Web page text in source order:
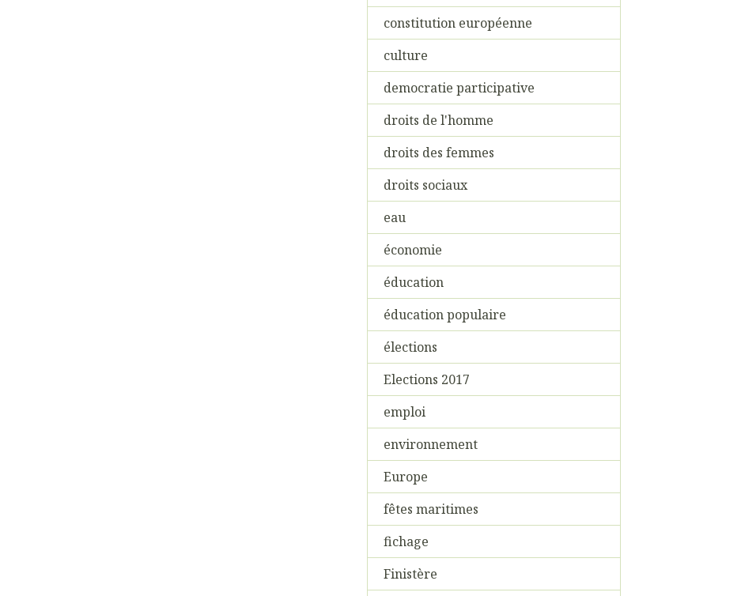
constitution européenne
culture
democratie participative
droits de l'homme
droits des femmes
droits sociaux
eau
économie
éducation
éducation populaire
élections
Elections 2017
emploi
environnement
Europe
fêtes maritimes
fichage
Finistère